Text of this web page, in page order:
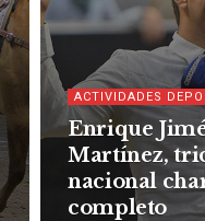
ACTIVIDADES
Enrique
Martínez,
nacional
completo